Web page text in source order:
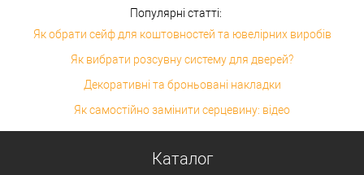
Популярні статті:
Як обрати сейф для коштовностей та ювелірних виробів
Як вибрати розсувну систему для дверей?
Декоративні та броньовані накладки
Як самостійно замінити серцевину: відео
Каталог